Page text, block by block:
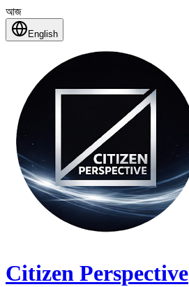
আজ
English
Citizen Perspective